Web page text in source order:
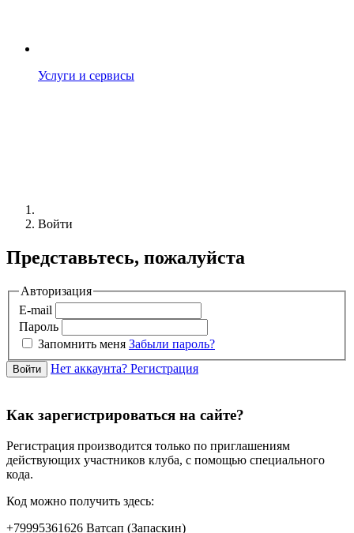
Услуги и сервисы
Войти
Представьтесь, пожалуйста
Авторизация
E-mail
Пароль
Запомнить меня Забыли пароль?
Войти Нет аккаунта? Регистрация
Как зарегистрироваться на сайте?
Регистрация производится только по приглашениям
действующих участников клуба, с помощью специального
кода.
Код можно получить здесь:
+79995361626 Ватсап (Запаскин)